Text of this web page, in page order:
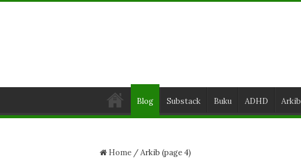
Blog Substack Buku ADHD Arkib
Home /Arkib (page 4)